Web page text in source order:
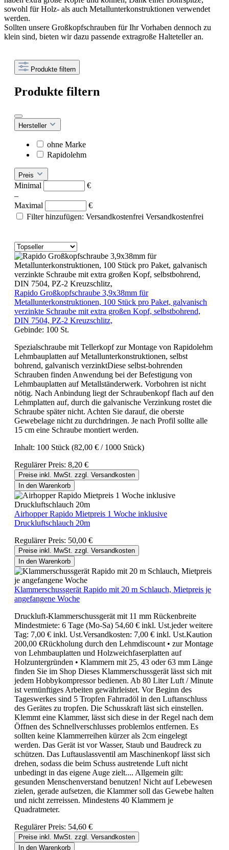
sowohl für Holz- als auch Metallunterkonstruktionen verwendet
werden.
Sollten unsere Großkopfschrauben für Ihr Vorhaben dennoch zu
klein sind, bieten wir dazu passende extragroße Halteteller an.
Produkte filtern
Produkte filtern
Hersteller
ohne Marke
Rapidolehm
Preis
Minimal
€
–
Maximal
€
Filter hinzufügen: Versandkostenfrei Versandkostenfrei
Rapido Großkopfschraube 3,9x38mm für
Metallunterkonstruktionen, 100 Stück pro Paket, galvanisch
verzinkte Schraube mit extra großen Kopf, selbstbohrend,
DIN 7504, PZ-2 Kreuzschlitz,
Gebinde: 100 St.
Spezialschraube mit Tellerkopf zur Montage von Rapidolehm
Lehmbauplatten auf Metallunterkonstruktionen, selbst
bohrend, galvanisch verzinktDiese selbst-bohrenden
Schrauben finden Anwendung bei der Befestigung von
Lehmbauplatten auf Metallständerwerk. Vorbohren ist nicht
nötig. Nach Anbindung liegt der Schraubenkopf flach auf den
Lehmplatten auf, durch die galvanische Verzinkung rostet die
Schraube später nicht. Achten Sie darauf, die oberste
Gewebelage nicht zu durchdringen. Je nach Profil sollte alle
15 cm eine Schraube montiert werden.
Inhalt: 100 Stück (82,00 € / 1000 Stück)
Regulärer Preis: 8,20 €
Preise inkl. MwSt. zzgl. Versandkosten
In den Warenkorb
Airhopper Rapido Mietpreis 1 Woche inklusive
Druckluftschlauch 20m
Regulärer Preis: 50,00 €
Preise inkl. MwSt. zzgl. Versandkosten
In den Warenkorb
Klammerschussgerät Rapido mit 20 m Schlauch, Mietpreis je
angefangene Woche
Druckluft-Klammerschussgerät mit 11 mm Rückenbreite
Mindestmiete: 6 Tage (Mo-Sa) 54,60 € inkl. Ust.jeder weitere
Tag: 7,00 € inkl. Ust.Versandkosten: 7,00 € inkl. Ust.Kaution
200,00 €Rückholung durch den Lehmdiscount • zur Montage
von Lehmbauplatten und Holzweichfaserplatten auf
Holzuntergründen • Klammern mit 25, 43 oder 63 mm Länge
finden Sie im Shop Dieses Klammerschussgerät lässt sich mit
jedem Hobbykompressor bedienen. Ab 80 Liter Luft / Minute
ist vernünftiges Arbeiten gewährleistet. Vor Beginn des
Tageswerkes sind 5 Tropfen Fahrradöl in den Luftanschluss
des Gerätes zu tropfen. Die Schusskraft läst sich einstellen.
Klemmt eine Klammer, lässt sich diese in der Regel nach dem
Öffnen des Schnellverschlusses problemlos entfernen. Es
sollten keine Klammerreihen kürzer als 2cm eingelegt
werden. Das Gerät ist vor Wasser, Staub und Baudreck zu
schützen. Das Luftauslassventil am Maschinenkopf lässt sich
drehen, sodass die beim Schuss austretende Luft nicht
unbedingt in das eigene Auge zielt.... Allgemein gilt:
gesunden Menschenverstand benutzen! Nicht auf Lebewesen
zielen, gerade aufsetzen, die Klammer soll das Gewebe halten
und nicht zerreissen. Mindestens 40 Klammern je
Quadratmeter.
Regulärer Preis: 54,60 €
Preise inkl. MwSt. zzgl. Versandkosten
In den Warenkorb